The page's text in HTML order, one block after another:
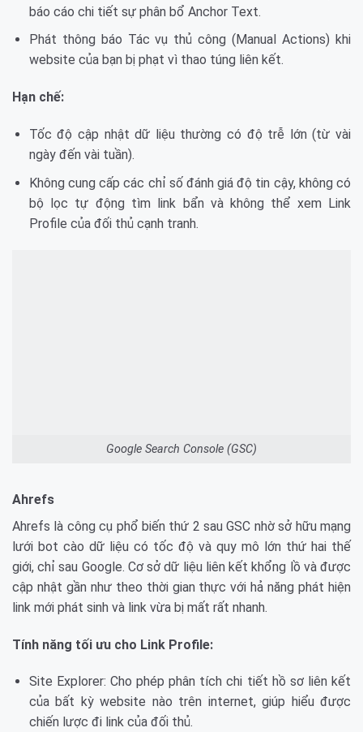
báo cáo chi tiết sự phân bổ Anchor Text.
Phát thông báo Tác vụ thủ công (Manual Actions) khi
website của bạn bị phạt vì thao túng liên kết.
Hạn chế:
Tốc độ cập nhật dữ liệu thường có độ trễ lớn (từ vài
ngày đến vài tuần).
Không cung cấp các chỉ số đánh giá độ tin cậy, không có
bộ lọc tự động tìm link bẩn và không thể xem Link
Profile của đối thủ cạnh tranh.
Google Search Console (GSC)
Ahrefs
Ahrefs là công cụ phổ biến thứ 2 sau GSC nhờ sở hữu mạng
lưới bot cào dữ liệu có tốc độ và quy mô lớn thứ hai thế
giới, chỉ sau Google. Cơ sở dữ liệu liên kết khổng lồ và được
cập nhật gần như theo thời gian thực với hả năng phát hiện
link mới phát sinh và link vừa bị mất rất nhanh.
Tính năng tối ưu cho Link Profile:
Site Explorer: Cho phép phân tích chi tiết hồ sơ liên kết
của bất kỳ website nào trên internet, giúp hiểu được
chiến lược đi link của đối thủ.